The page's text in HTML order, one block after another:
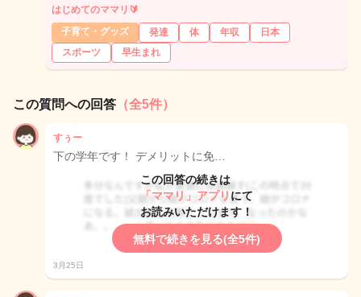
はじめてのママリ🔰
子育て・グッズ
発達 体 年収
日本
スポーツ
早生まれ
この質問への回答 （全5件）
すぅー
下の学年です！ デメリットに免…
この回答の続きは
「ママリ」アプリ にて
お読みいただけます！
無料で続きを見る(全5件)
3月25日